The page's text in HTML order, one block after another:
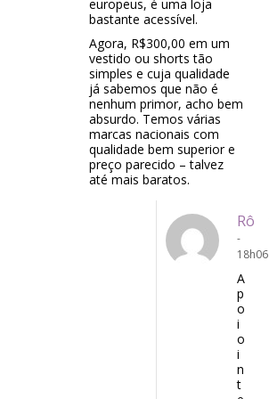
europeus, é uma loja
bastante acessível.
Agora, R$300,00 em um
vestido ou shorts tão
simples e cuja qualidade
já sabemos que não é
nenhum primor, acho bem
absurdo. Temos várias
marcas nacionais com
qualidade bem superior e
preço parecido – talvez
até mais baratos.
Rô
-
18h06
A
p
o
i
o
i
n
t